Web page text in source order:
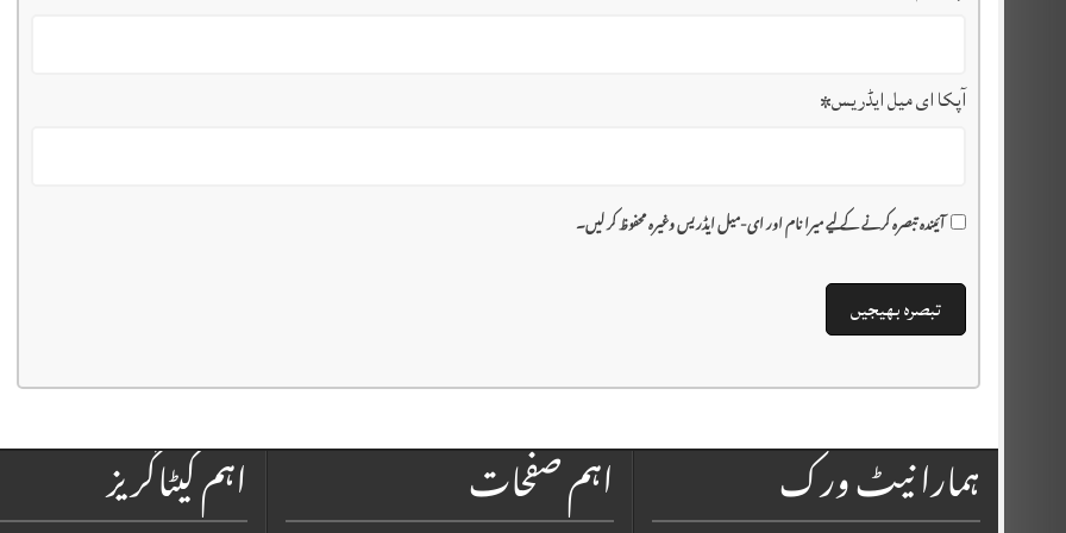
آپکا ای میل ایڈریس*
آئیندہ تبصرہ کرنے کے لیے میرا نام اور ای-میل ایڈریس وغیرہ محفوظ کر لیں۔
اہم کیٹاگریز اہم صفحات ہمارا نیٹ ورک